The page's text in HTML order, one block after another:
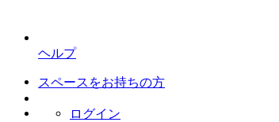
ヘルプ
スペースをお持ちの方
ログイン